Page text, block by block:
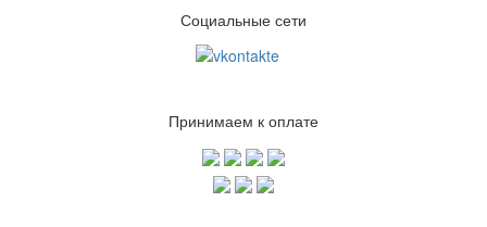
Социальные сети
Принимаем к оплате